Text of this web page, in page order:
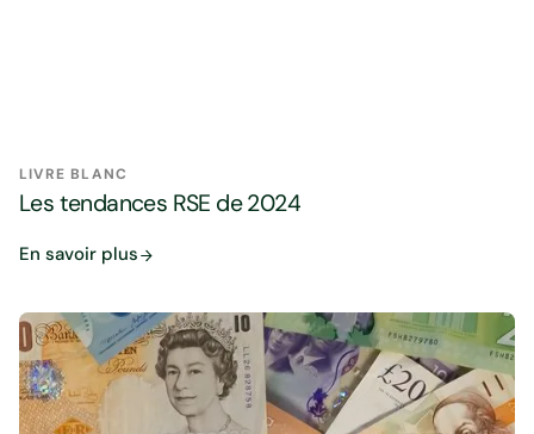
LIVRE BLANC
Les tendances RSE de 2024
En savoir plus